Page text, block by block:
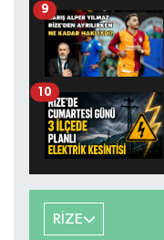
9
10
RİZE